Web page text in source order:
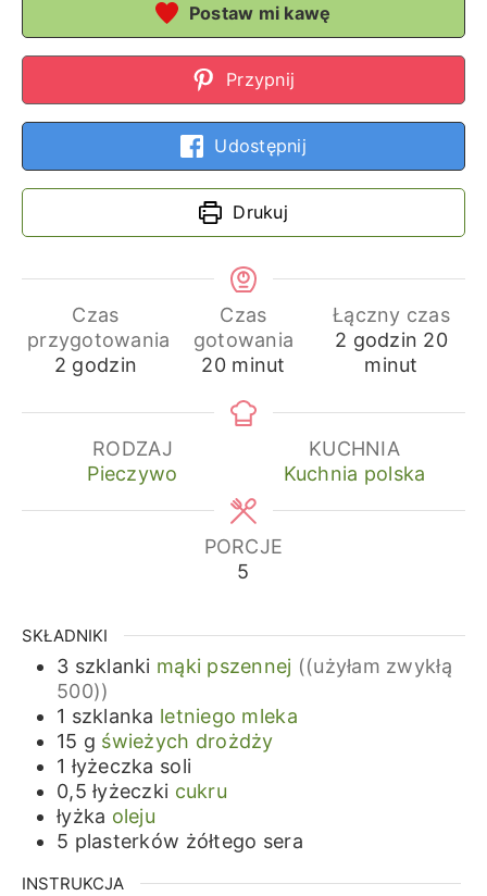
Postaw mi kawę
Przypnij
Udostępnij
Drukuj
Czas
przygotowania
2 godziny
godzin
Czas
gotowania
20minuty
minut
Łączny czas
2 godziny
godzin 20
minut
RODZAJ
Pieczywo
KUCHNIA
Kuchnia polska
PORCJE
5
SKŁADNIKI
3 szklanki mąki pszennej ((użyłam zwykłą
500))
1 szklanka letniego mleka
15 g świeżych drożdży
1 łyżeczka soli
0,5 łyżeczki cukru
łyżka oleju
5 plasterków żółtego sera
INSTRUKCJA